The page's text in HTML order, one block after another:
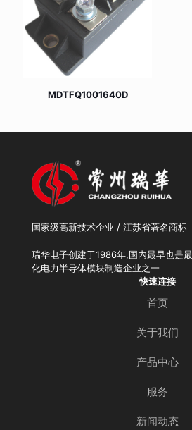
MDTFQ1001640D
国家级高新技术企业 / 江苏省著名商标
瑞华电子创建于1986年,国内最早也是
化电力半导体模块制造企业之一
快速连接
首页
关于我们
产品中心
服务
新闻动态